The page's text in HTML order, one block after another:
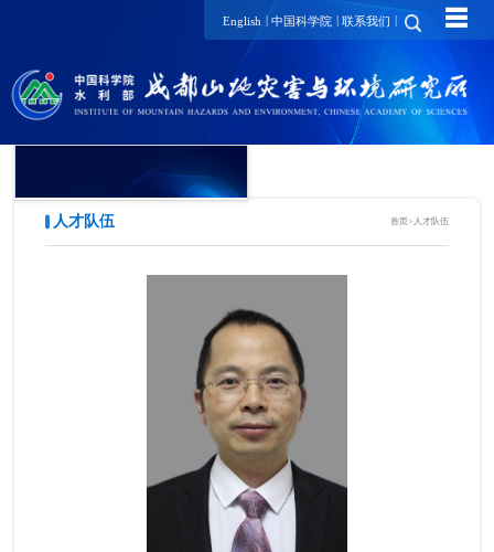
English | 中国科学院 | 联系我们 | ☰
概况简介
合作交流
人才队伍 首页> 人才队伍